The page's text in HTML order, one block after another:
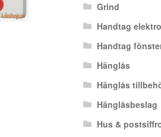
Grind
Handtag
Handtag
Hänglås
Hänglås
Hänglåsbeslag
Hus &